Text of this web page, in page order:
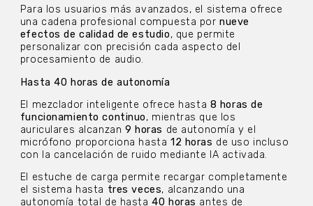
Para los usuarios más avanzados, el sistema ofrece
una cadena profesional compuesta pornueve
efectos de calidad de estudio, que permite
personalizar con precisión cada aspecto del
procesamiento de audio.
Hasta 40 horas de autonomía
El mezclador inteligente ofrece hasta 8 horas de
funcionamiento continuo, mientras que los
auriculares alcanzan 9 horas de autonomía y el
micrófono proporciona hasta 12 horas de uso incluso
con la cancelación de ruido mediante IA activada.
El estuche de carga permite recargar completamente
el sistema hasta tres veces, alcanzando una
autonomía total de hasta40 horas antes de